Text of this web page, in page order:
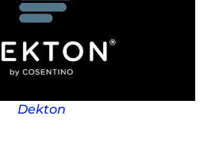
Dekton